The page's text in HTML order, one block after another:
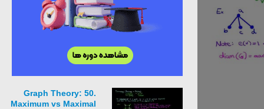
Graph Theory: 50.
Maximum vs Maximal